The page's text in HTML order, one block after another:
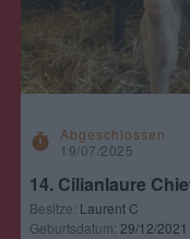
timer
Abgeschlossen
19/07/2025
14. Cilianlaure
Besitze: Laurent C
Geburtsdatum: 29/12/2021